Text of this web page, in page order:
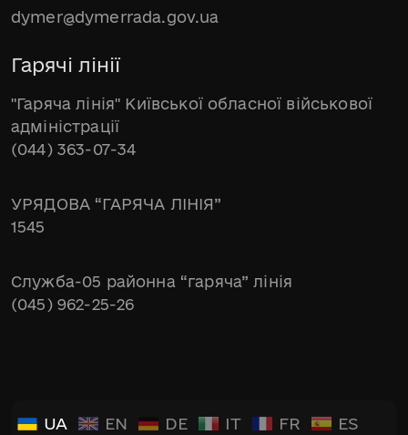
dymer@dymerrada.gov.ua
Гарячі лінії
"Гаряча лінія" Київської обласної військової
адміністрації
(044) 363-07-34
УРЯДОВА “ГАРЯЧА ЛІНІЯ”
1545
Служба-05 районна “гаряча” лінія
(045) 962-25-26
UA EN DE IT FR ES